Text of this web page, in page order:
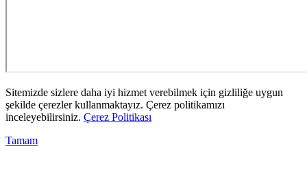
Sitemizde sizlere daha iyi hizmet verebilmek için gizliliğe uygun
şekilde çerezler kullanmaktayız. Çerez politikamızı
inceleyebilirsiniz. Çerez Politikası
Tamam